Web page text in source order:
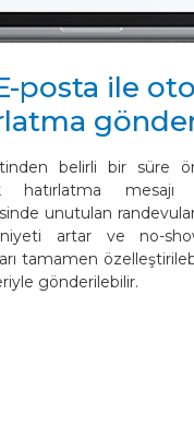
posta ile
belirli bir süre
hatırlatma mesajı
unutulan
artar ve no-
tamamen
gönderilebilir.